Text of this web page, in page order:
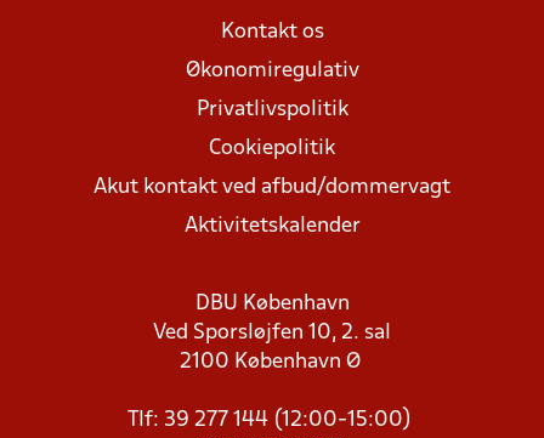
Kontakt os
Økonomiregulativ
Privatlivspolitik
Cookiepolitik
Akut kontakt ved afbud/dommervagt
Aktivitetskalender
DBU København
Ved Sporsløjfen 10, 2. sal
2100 København Ø
Tlf: 39 277 144 (12:00-15:00)